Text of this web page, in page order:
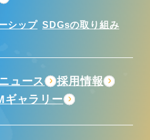
シップ SDGsの取り組み
ュース
採用情報
ギャラリー